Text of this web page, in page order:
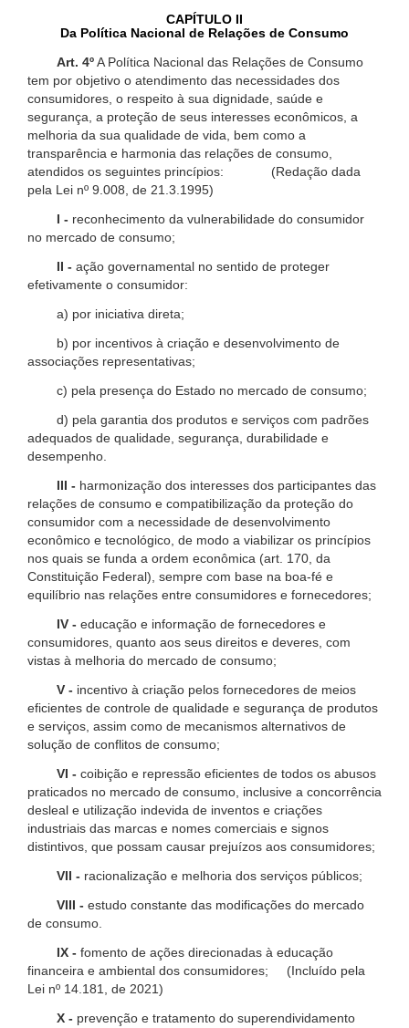
CAPÍTULO II
Da Política Nacional de Relações de Consumo
Art. 4ºA Política Nacional das Relações de Consumo
tem por objetivo o atendimento das necessidades dos
consumidores, o respeito à sua dignidade, saúde e
segurança, a proteção de seus interesses econômicos, a
melhoria da sua qualidade de vida, bem como a
transparência e harmonia das relações de consumo,
atendidos os seguintes princípios: (Redação dada
pela Lei nº 9.008, de 21.3.1995)
I - reconhecimento da vulnerabilidade do consumidor
no mercado de consumo;
II - ação governamental no sentido de proteger
efetivamente o consumidor:
a) por iniciativa direta;
b) por incentivos à criação e desenvolvimento de
associações representativas;
c) pela presença do Estado no mercado de consumo;
d) pela garantia dos produtos e serviços com padrões
adequados de qualidade, segurança, durabilidade e
desempenho.
III - harmonização dos interesses dos participantes das
relações de consumo e compatibilização da proteção do
consumidor com a necessidade de desenvolvimento
econômico e tecnológico, de modo a viabilizar os princípios
nos quais se funda a ordem econômica (art. 170, da
Constituição Federal), sempre com base na boa-fé e
equilíbrio nas relações entre consumidores e fornecedores;
IV - educação e informação de fornecedores e
consumidores, quanto aos seus direitos e deveres, com
vistas à melhoria do mercado de consumo;
V - incentivo à criação pelos fornecedores de meios
eficientes de controle de qualidade e segurança de produtos
e serviços, assim como de mecanismos alternativos de
solução de conflitos de consumo;
VI - coibição e repressão eficientes de todos os abusos
praticados no mercado de consumo, inclusive a concorrência
desleal e utilização indevida de inventos e criações
industriais das marcas e nomes comerciais e signos
distintivos, que possam causar prejuízos aos consumidores;
VII - racionalização e melhoria dos serviços públicos;
VIII - estudo constante das modificações do mercado
de consumo.
IX - fomento de ações direcionadas à educação
financeira e ambiental dos consumidores; (Incluído pela
Lei nº 14.181, de 2021)
X - prevenção e tratamento do superendividamento